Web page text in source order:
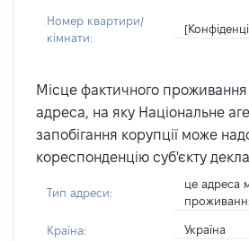
Номер квартири/
кімнати:
Місце фактичного
адреса, на яку Національне
запобігання корупції може
кореспонденцію суб'єкту
Тип адреси:
це адреса
Країна: Україна